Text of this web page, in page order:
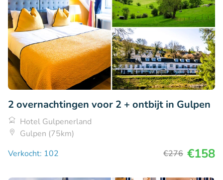
2 overnachtingen voor 2 + ontbijt in Gulpen
Hotel Gulpenerland
Gulpen (75km)
Verkocht: 102
€276 €158